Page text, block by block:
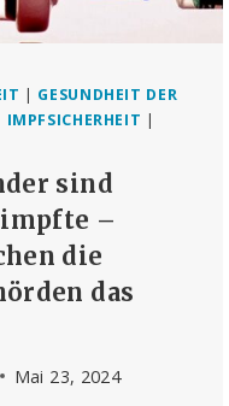
| GESUNDHEIT DER
IMPFSICHERHEIT |
sind
–
die
das
Mai 23, 2024